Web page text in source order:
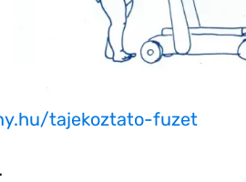
tajekoztato-fuzet
.